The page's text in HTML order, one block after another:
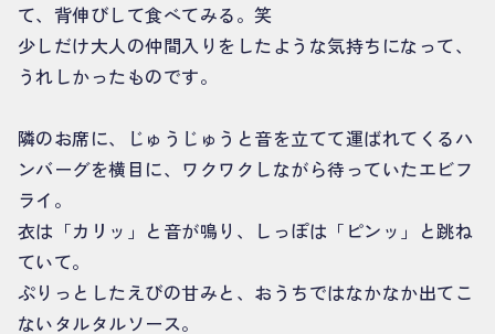
て、背伸びして食べてみる。笑
少しだけ大人の仲間入りをしたような気持ちになって、
うれしかったものです。
隣のお席に、じゅうじゅうと音を立てて運ばれてくるハ
ンバーグを横目に、ワクワクしながら待っていたエビフ
ライ。
衣は「カリッ」と音が鳴り、しっぽは「ピンッ」と跳ね
ていて。
ぷりっとしたえびの甘みと、おうちではなかなか出てこ
ないタルタルソース。